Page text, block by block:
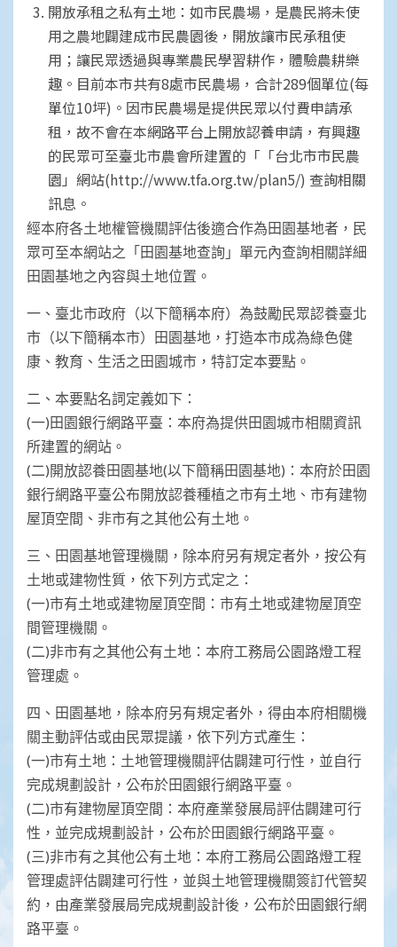
開放承租之私有土地：如市民農場，是農民將未使
用之農地闢建成市民農園後，開放讓市民承租使
用；讓民眾透過與專業農民學習耕作，體驗農耕樂
趣。目前本市共有8處市民農場，合計289個單位(每
單位10坪)。因市民農場是提供民眾以付費申請承
租，故不會在本網路平台上開放認養申請，有興趣
的民眾可至臺北市農會所建置的「「台北市市民農
園」網站(http://www.tfa.org.tw/plan5/) 查詢相關
訊息。
經本府各土地權管機關評估後適合作為田園基地者，民
眾可至本網站之「田園基地查詢」單元內查詢相關詳細
田園基地之內容與土地位置。
一、臺北市政府（以下簡稱本府）為鼓勵民眾認養臺北
市（以下簡稱本市）田園基地，打造本市成為綠色健
康、教育、生活之田園城市，特訂定本要點。
二、本要點名詞定義如下：
(一)田園銀行網路平臺：本府為提供田園城市相關資訊
所建置的網站。
(二)開放認養田園基地(以下簡稱田園基地)：本府於田園
銀行網路平臺公布開放認養種植之市有土地、市有建物
屋頂空間、非市有之其他公有土地。
三、田園基地管理機關，除本府另有規定者外，按公有
土地或建物性質，依下列方式定之：
(一)市有土地或建物屋頂空間：市有土地或建物屋頂空
間管理機關。
(二)非市有之其他公有土地：本府工務局公園路燈工程
管理處。
四、田園基地，除本府另有規定者外，得由本府相關機
關主動評估或由民眾提議，依下列方式產生：
(一)市有土地：土地管理機關評估闢建可行性，並自行
完成規劃設計，公布於田園銀行網路平臺。
(二)市有建物屋頂空間：本府產業發展局評估闢建可行
性，並完成規劃設計，公布於田園銀行網路平臺。
(三)非市有之其他公有土地：本府工務局公園路燈工程
管理處評估闢建可行性，並與土地管理機關簽訂代管契
約，由產業發展局完成規劃設計後，公布於田園銀行網
路平臺。